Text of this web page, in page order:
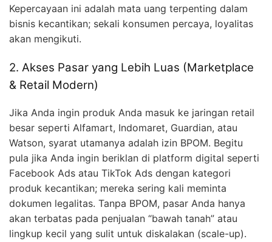
Kepercayaan ini adalah mata uang terpenting dalam
bisnis kecantikan; sekali konsumen percaya, loyalitas
akan mengikuti.
2. Akses Pasar yang Lebih Luas (Marketplace
& Retail Modern)
Jika Anda ingin produk Anda masuk ke jaringan retail
besar seperti Alfamart, Indomaret, Guardian, atau
Watson, syarat utamanya adalah izin BPOM. Begitu
pula jika Anda ingin beriklan di platform digital seperti
Facebook Ads atau TikTok Ads dengan kategori
produk kecantikan; mereka sering kali meminta
dokumen legalitas. Tanpa BPOM, pasar Anda hanya
akan terbatas pada penjualan “bawah tanah” atau
lingkup kecil yang sulit untuk diskalakan (scale-up).